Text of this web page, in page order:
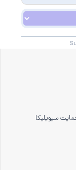
پایگاه سیویلیکا و نیز
با اطمینان کامل،
ارائه مقاله کنفرانس
سیویلیکا